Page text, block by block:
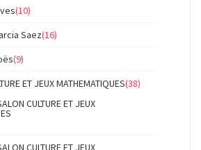
(10)
Saez(16)
(9)
ET JEUX MATHEMATIQUES(38)
CULTURE ET JEUX
CULTURE ET JEUX